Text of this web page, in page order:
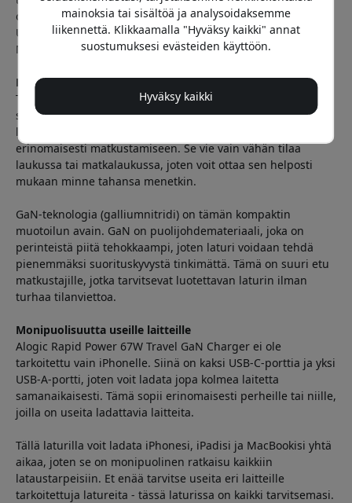
on siis yhteensopiva paitsi iPhonen myös monien muiden
USB-C:tä käyttävien laitteiden kanssa, mukaan lukien iPad ja
MacBook.
Kompakti muotoilu matkalle
Toinen Alogic Rapid Power 67W GaN -laturin suuri etu on
sen kompakti muotoilu. Toisin kuin monet muut tehokkaat
laturit, tämä laturi on pieni ja kevyt, joten se sopii
erinomaisesti matkustamiseen. Se vie vain vähän tilaa
laukussa tai matkalaukussa, joten voit ottaa sen helposti
mukaan minne tahansa menetkin.
GaN-teknologia (galliumnitridi) on tämän kompaktin
muotoilun avain. GaN on puolijohdemateriaali, joka on
perinteistä piitä tehokkaampi, joten laturi voidaan tehdä
pienemmäksi suorituskyvystä tinkimättä. Tämä on suuri etu
matkustajille, jotka tarvitsevat luotettavan laturin ilman
turhaa tilanviettoa.
Monipuolisuutta useille laitteille
Alogic Rapid Power 67W Travel GaN Charger ei ole
tarkoitettu vain iPhonelle. Siinä on kaksi USB-C-porttia ja yksi
USB-A-portti, joten voit ladata jopa kolmea laitetta
samanaikaisesti. Tämä sopii erinomaisesti perheille tai niille,
joilla on useita ladattavia laitteita.
Tällä laturilla voit ladata iPhonesi, iPadisi ja MacBookisi yhtä
aikaa, joten se on monipuolinen ratkaisu kaikkiin
lataustarpeisiin. Et enää tarvitse useita eri laitteille
tarkoitettuja latureita - tässä laturissa on kaikki tarvitsemasi.
mainoksia tai sisältöä ja analysoidaksemme
liikennettä. Klikkaamalla "Hyväksy kaikki" annat
suostumuksesi evästeiden käyttöön.
Hyväksy kaikki